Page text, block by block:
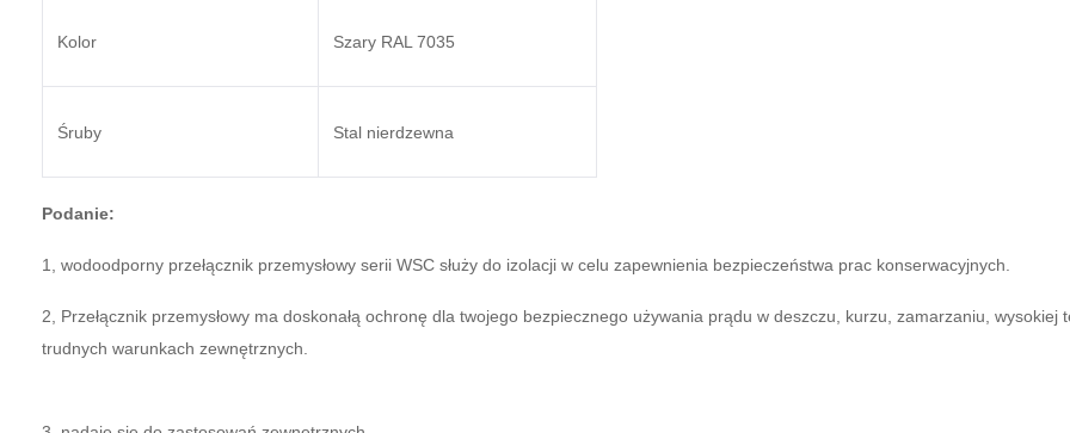
Kolor Szary RAL 7035
Śruby Stal nierdzewna
Podanie:
1, wodoodporny przełącznik przemysłowy serii WSC służy do izolacji w celu zapewnienia bezpieczeństwa prac konserwacyjnych.
2, Przełącznik przemysłowy ma doskonałą ochronę dla twojego bezpiecznego używania prądu w deszczu, kurzu, zamarzaniu,
trudnych warunkach zewnętrznych.